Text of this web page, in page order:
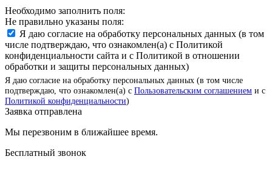
Необходимо заполнить поля:
Не правильно указаны поля:
Я даю согласие на обработку персональных данных (в том
числе подтверждаю, что ознакомлен(а) с Политикой
конфиденциальности сайта и с Политикой в отношении
обработки и защиты персональных данных)
Я даю согласие на обработку персональных данных (в том числе
подтверждаю, что ознакомлен(а) с Пользовательским соглашением и с
Политикой конфиденциальности)
Заявка отправлена
Мы перезвоним в ближайшее время.
Бесплатный звонок